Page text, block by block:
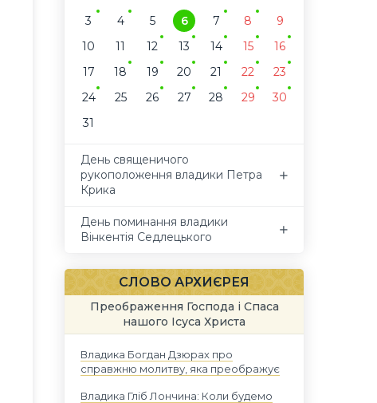
3
4 5 6 7 8
9
10
11 12 13 14 15
16
17
18 19 20 21 22
23
24
25 26 27 28 29
30
31
День священичого
рукоположення владики Петра
Крика
День поминання владики
Вінкентія Седлецького
СЛОВО АРХИЄРЕЯ
Преображення Господа і Спаса
нашого Ісуса Христа
Владика Богдан Дзюрах про
справжню молитву, яка преображує
Владика Гліб Лончина: Коли будемо